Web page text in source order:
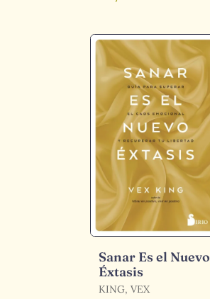
Sanar Es el Nuevo
Éxtasis
KING, VEX